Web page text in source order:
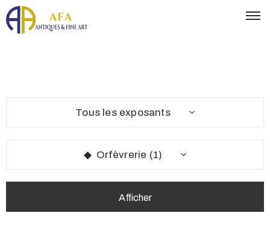
Tous les exposants
◆ Orfèvrerie (1)